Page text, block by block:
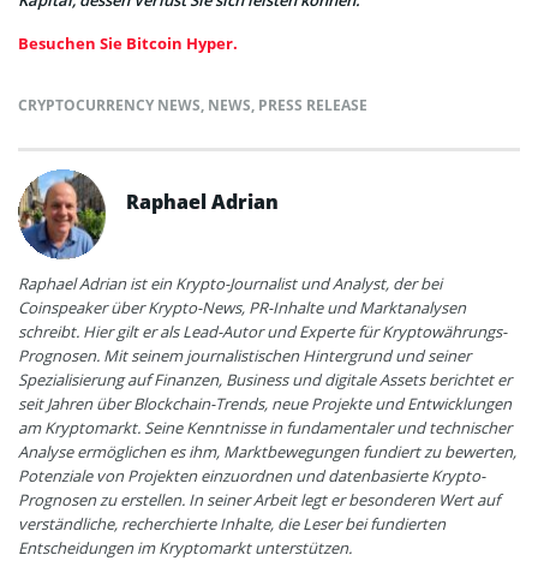
Besuchen Sie Bitcoin Hyper.
CRYPTOCURRENCY NEWS, NEWS, PRESS RELEASE
Raphael Adrian
Raphael Adrian ist ein Krypto-Journalist und Analyst, der bei
Coinspeaker über Krypto-News, PR-Inhalte und Marktanalysen
schreibt. Hier gilt er als Lead-Autor und Experte für Kryptowährungs-
Prognosen. Mit seinem journalistischen Hintergrund und seiner
Spezialisierung auf Finanzen, Business und digitale Assets berichtet er
seit Jahren über Blockchain-Trends, neue Projekte und Entwicklungen
am Kryptomarkt. Seine Kenntnisse in fundamentaler und technischer
Analyse ermöglichen es ihm, Marktbewegungen fundiert zu bewerten,
Potenziale von Projekten einzuordnen und datenbasierte Krypto-
Prognosen zu erstellen. In seiner Arbeit legt er besonderen Wert auf
verständliche, recherchierte Inhalte, die Leser bei fundierten
Entscheidungen im Kryptomarkt unterstützen.